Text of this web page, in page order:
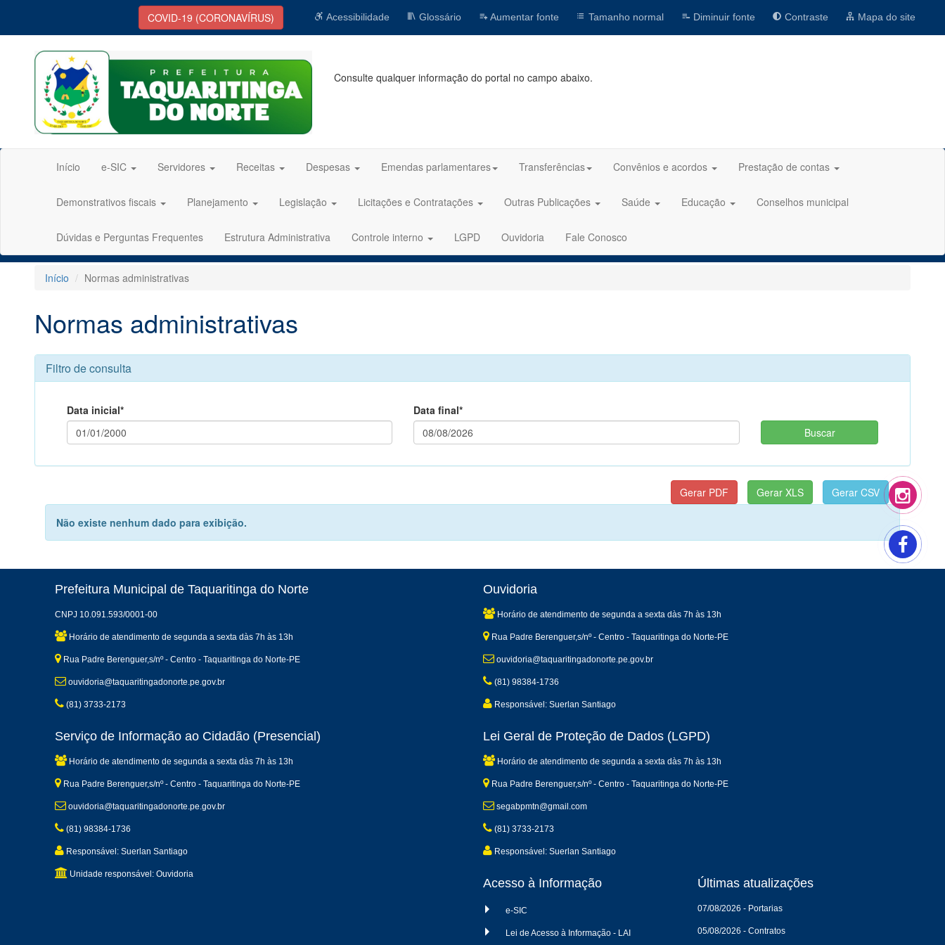
COVID-19 (CORONAVÍRUS) Acessibilidade Glossário Aumentar fonte Tamanho normal Diminuir fonte Contraste Mapa do site
Consulte qualquer informação do portal no campo abaixo.
Início e-SIC Servidores Receitas Despesas Emendas parlamentares Transferências Convênios e acordos Prestação de contas
Demonstrativos fiscais Planejamento Legislação Licitações e Contratações Outras Publicações Saúde Educação Conselhos municipal
Dúvidas e Perguntas Frequentes Estrutura Administrativa Controle interno LGPD Ouvidoria Fale Conosco
Início Normas administrativas
Normas administrativas
Filtro de consulta
Data inicial* Data final*
Não existe nenhum dado para exibição.
Prefeitura Municipal de Taquaritinga do Norte
CNPJ 10.091.593/0001-00
Horário de atendimento de segunda a sexta dàs 7h às 13h
Rua Padre Berenguer,s/nº - Centro - Taquaritinga do Norte-PE
ouvidoria@taquaritingadonorte.pe.gov.br
(81) 3733-2173
Ouvidoria
Horário de atendimento de segunda a sexta dàs 7h às 13h
Rua Padre Berenguer,s/nº - Centro - Taquaritinga do Norte-PE
ouvidoria@taquaritingadonorte.pe.gov.br
(81) 98384-1736
Responsável: Suerlan Santiago
Serviço de Informação ao Cidadão (Presencial)
Horário de atendimento de segunda a sexta dàs 7h às 13h
Rua Padre Berenguer,s/nº - Centro - Taquaritinga do Norte-PE
ouvidoria@taquaritingadonorte.pe.gov.br
(81) 98384-1736
Responsável: Suerlan Santiago
Unidade responsável: Ouvidoria
Lei Geral de Proteção de Dados (LGPD)
Horário de atendimento de segunda a sexta dàs 7h às 13h
Rua Padre Berenguer,s/nº - Centro - Taquaritinga do Norte-PE
segabpmtn@gmail.com
(81) 3733-2173
Responsável: Suerlan Santiago
Acesso à Informação
e-SIC
Lei de Acesso à Informação - LAI
Últimas atualizações
07/08/2026 - Portarias
05/08/2026 - Contratos